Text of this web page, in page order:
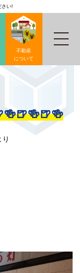
さい!
不動産
について